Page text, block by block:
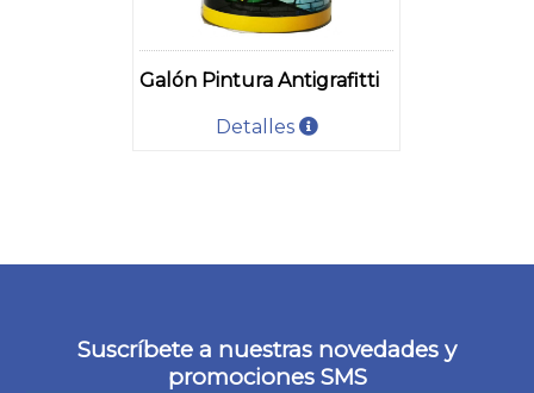
Galón Pintura Antigrafitti
Detalles
Suscríbete a nuestras novedades y
promociones SMS